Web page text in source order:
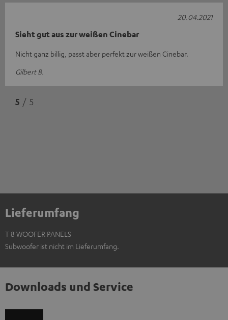
Sieht gut aus zur weißen Cinebar
Nicht ganz billig, passt aber perfekt zur weißen Cinebar.
Gilbert B.
20.04.2021
5 / 5
Lieferumfang
T 8 WOOFER PANELS
Subwoofer ist nicht im Lieferumfang.
Downloads und Service